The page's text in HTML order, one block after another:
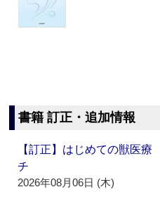
書籍 訂正・追加情報
【訂正】はじめての獣医
チ
2026年08月06日 (木)